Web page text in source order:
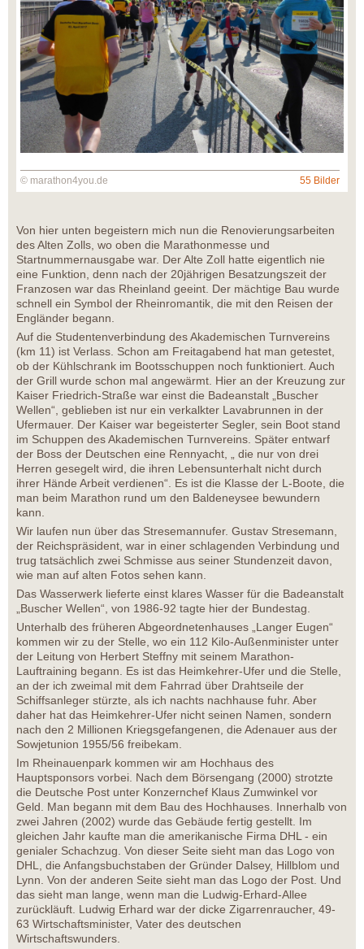
© marathon4you.de 55 Bilder
Von hier unten begeistern mich nun die Renovierungsarbeiten
des Alten Zolls, wo oben die Marathonmesse und
Startnummernausgabe war. Der Alte Zoll hatte eigentlich nie
eine Funktion, denn nach der 20jährigen Besatzungszeit der
Franzosen war das Rheinland geeint. Der mächtige Bau wurde
schnell ein Symbol der Rheinromantik, die mit den Reisen der
Engländer begann.
Auf die Studentenverbindung des Akademischen Turnvereins
(km 11) ist Verlass. Schon am Freitagabend hat man getestet,
ob der Kühlschrank im Bootsschuppen noch funktioniert. Auch
der Grill wurde schon mal angewärmt. Hier an der Kreuzung zur
Kaiser Friedrich-Straße war einst die Badeanstalt „Buscher
Wellen“, geblieben ist nur ein verkalkter Lavabrunnen in der
Ufermauer. Der Kaiser war begeisterter Segler, sein Boot stand
im Schuppen des Akademischen Turnvereins. Später entwarf
der Boss der Deutschen eine Rennyacht, „ die nur von drei
Herren gesegelt wird, die ihren Lebensunterhalt nicht durch
ihrer Hände Arbeit verdienen“. Es ist die Klasse der L-Boote, die
man beim Marathon rund um den Baldeneysee bewundern
kann.
Wir laufen nun über das Stresemannufer. Gustav Stresemann,
der Reichspräsident, war in einer schlagenden Verbindung und
trug tatsächlich zwei Schmisse aus seiner Stundenzeit davon,
wie man auf alten Fotos sehen kann.
Das Wasserwerk lieferte einst klares Wasser für die Badeanstalt
„Buscher Wellen“, von 1986-92 tagte hier der Bundestag.
Unterhalb des früheren Abgeordnetenhauses „Langer Eugen“
kommen wir zu der Stelle, wo ein 112 Kilo-Außenminister unter
der Leitung von Herbert Steffny mit seinem Marathon-
Lauftraining begann. Es ist das Heimkehrer-Ufer und die Stelle,
an der ich zweimal mit dem Fahrrad über Drahtseile der
Schiffsanleger stürzte, als ich nachts nachhause fuhr. Aber
daher hat das Heimkehrer-Ufer nicht seinen Namen, sondern
nach den 2 Millionen Kriegsgefangenen, die Adenauer aus der
Sowjetunion 1955/56 freibekam.
Im Rheinauenpark kommen wir am Hochhaus des
Hauptsponsors vorbei. Nach dem Börsengang (2000) strotzte
die Deutsche Post unter Konzernchef Klaus Zumwinkel vor
Geld. Man begann mit dem Bau des Hochhauses. Innerhalb von
zwei Jahren (2002) wurde das Gebäude fertig gestellt. Im
gleichen Jahr kaufte man die amerikanische Firma DHL - ein
genialer Schachzug. Von dieser Seite sieht man das Logo von
DHL, die Anfangsbuchstaben der Gründer Dalsey, Hillblom und
Lynn. Von der anderen Seite sieht man das Logo der Post. Und
das sieht man lange, wenn man die Ludwig-Erhard-Allee
zurückläuft. Ludwig Erhard war der dicke Zigarrenraucher, 49-
63 Wirtschaftsminister, Vater des deutschen
Wirtschaftswunders.